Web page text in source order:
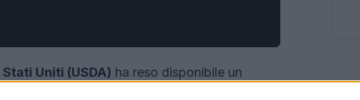
Uniti (USDA) ha reso disponibile un